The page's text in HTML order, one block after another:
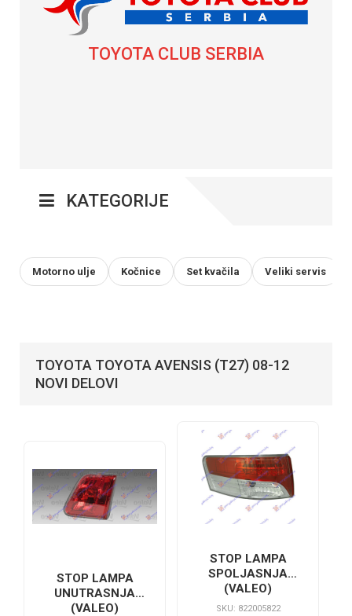
TOYOTA CLUB SERBIA
KATEGORIJE
Motorno ulje Kočnice Set kvačila Veliki servis
TOYOTA TOYOTA AVENSIS (T27) 08-12
NOVI DELOVI
STOP LAMPA
UNUTRASNJA
(VALEO)
STOP LAMPA
SPOLJASNJA
(VALEO)
SKU: 822005822